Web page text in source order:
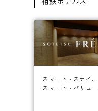
スマート・ステイ、
スマート・バリュー